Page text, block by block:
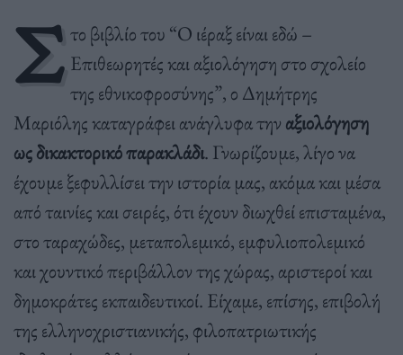
Σ το βιβλίο του “Ο ιέραξ είναι εδώ –
Επιθεωρητές και αξιολόγηση στο σχολείο
της εθνικοφροσύνης”, ο Δημήτρης
Μαριόλης καταγράφει ανάγλυφα την αξιολόγηση
ως δικακτορικό παρακλάδι. Γνωρίζουμε, λίγο να
έχουμε ξεφυλλίσει την ιστορία μας, ακόμα και μέσα
από ταινίες και σειρές, ότι έχουν διωχθεί επισταμένα,
στο ταραχώδες, μεταπολεμικό, εμφυλιοπολεμικό
και χουντικό περιβάλλον της χώρας, αριστεροί και
δημοκράτες εκπαιδευτικοί. Είχαμε, επίσης, επιβολή
της ελληνοχριστιανικής, φιλοπατριωτικής